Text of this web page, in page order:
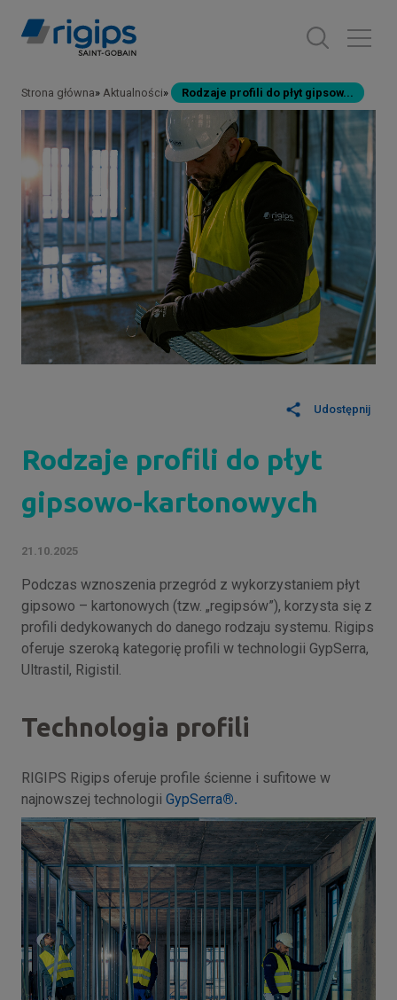
Ścieżka
nawigacyjna
Strona główna Aktualności Rodzaje profili do płyt gipsow...
Udostępnij
Rodzaje profili do płyt
gipsowo-kartonowych
21.10.2025
Podczas wznoszenia przegród z wykorzystaniem płyt
gipsowo – kartonowych (tzw. „regipsów”), korzysta się z
profili dedykowanych do danego rodzaju systemu. Rigips
oferuje szeroką kategorię profili w technologii GypSerra,
Ultrastil, Rigistil.
Technologia profili
RIGIPS Rigips oferuje profile ścienne i sufitowe w
najnowszej technologii GypSerra®.